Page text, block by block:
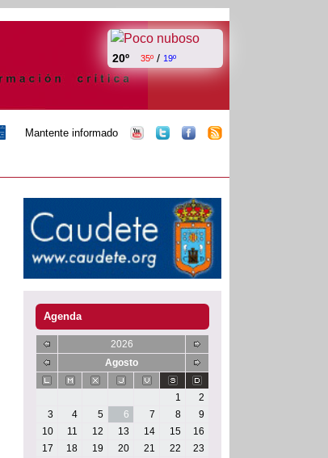
20º 35º / 19º
Mantente informado
Agenda
2026
Agosto
1
2
3
4 5 6 7 8
9
10
11 12 13 14 15
16
17
18 19 20 21 22
23